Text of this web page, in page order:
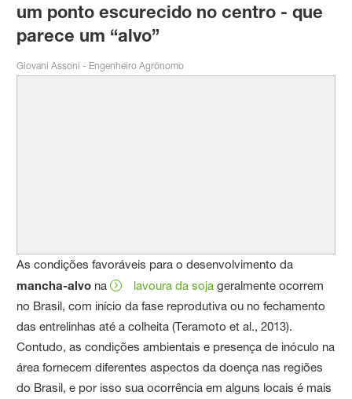
um ponto escurecido no centro - que
parece um “alvo”
Giovani Assoni - Engenheiro Agrônomo
As condições favoráveis para o desenvolvimento da
mancha-alvo na lavoura da soja geralmente ocorrem
no Brasil, com início da fase reprodutiva ou no fechamento
das entrelinhas até a colheita (Teramoto et al., 2013).
Contudo, as condições ambientais e presença de inóculo na
área fornecem diferentes aspectos da doença nas regiões
do Brasil, e por isso sua ocorrência em alguns locais é mais